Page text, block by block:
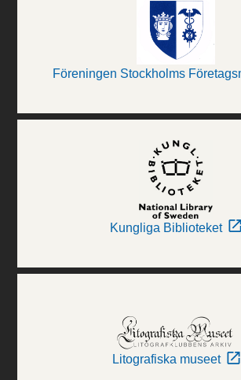
Föreningen Stockholms
Kungliga Biblioteket
Litografiska museet